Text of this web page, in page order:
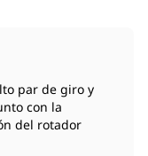
par de giro y
con la
del rotador